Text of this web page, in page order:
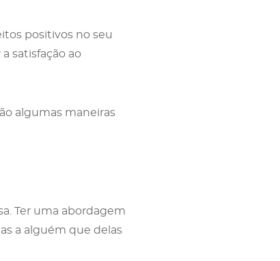
positivos no seu
satisfação ao
algumas maneiras
Ter uma abordagem
a alguém que delas